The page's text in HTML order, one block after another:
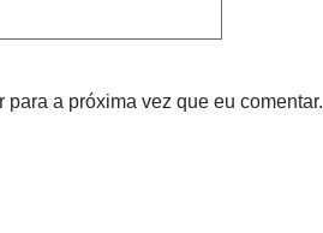
a próxima vez que eu comentar.